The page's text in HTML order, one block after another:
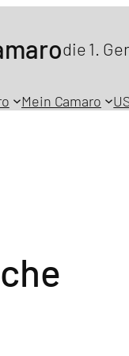
die 1.
Mein Camaro